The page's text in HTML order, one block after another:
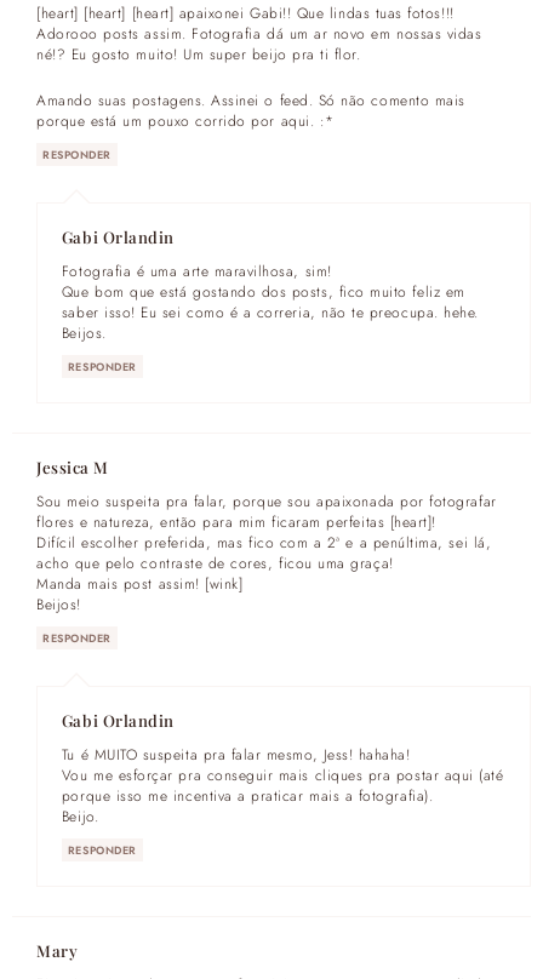
[heart] [heart] [heart] apaixonei Gabi!! Que lindas tuas fotos!!!
Adorooo posts assim. Fotografia dá um ar novo em nossas vidas
né!? Eu gosto muito! Um super beijo pra ti flor.
Amando suas postagens. Assinei o feed. Só não comento mais
porque está um pouxo corrido por aqui. :*
RESPONDER
Gabi Orlandin
Fotografia é uma arte maravilhosa, sim!
Que bom que está gostando dos posts, fico muito feliz em
saber isso! Eu sei como é a correria, não te preocupa. hehe.
Beijos.
RESPONDER
Jessica M
Sou meio suspeita pra falar, porque sou apaixonada por fotografar
flores e natureza, então para mim ficaram perfeitas [heart]!
Difícil escolher preferida, mas fico com a 2ª e a penúltima, sei lá,
acho que pelo contraste de cores, ficou uma graça!
Manda mais post assim! [wink]
Beijos!
RESPONDER
Gabi Orlandin
Tu é MUITO suspeita pra falar mesmo, Jess! hahaha!
Vou me esforçar pra conseguir mais cliques pra postar aqui (até
porque isso me incentiva a praticar mais a fotografia).
Beijo.
RESPONDER
Mary